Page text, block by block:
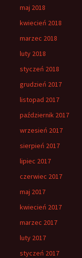
maj 2018
kwiecień 2018
marzec 2018
luty 2018
styczeń 2018
grudzień 2017
listopad 2017
październik 2017
wrzesień 2017
sierpień 2017
lipiec 2017
czerwiec 2017
maj 2017
kwiecień 2017
marzec 2017
luty 2017
styczeń 2017